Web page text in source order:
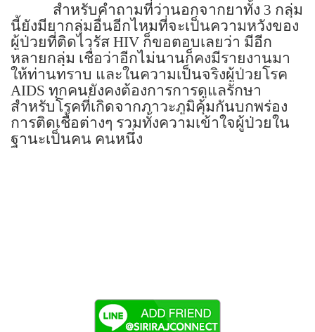
สำหรับคำถามที่ว่านอกจากยาทั้ง 3 กลุ่ม
นี้ยังมียากลุ่มอื่นอีกไหมที่จะเป็นความหวังของ
ผู้ป่วยที่ติดไวรัส HIV ก็ขอตอบเลยว่า มีอีก
หลายกลุ่ม เชื่อว่าอีกไม่นานก็คงมีรายงานมา
ให้ท่านทราบ และในความเป็นจริงผู้ป่วยโรค
AIDS ทุกคนยังคงต้องการการดูแลรักษา
สำหรับโรคที่เกิดจากภาวะภูมิคุ้มกันบกพร่อง
การติดเชื้อต่างๆ รวมทั้งความเข้าใจผู้ป่วยใน
ฐานะเป็นคน คนหนึ่ง